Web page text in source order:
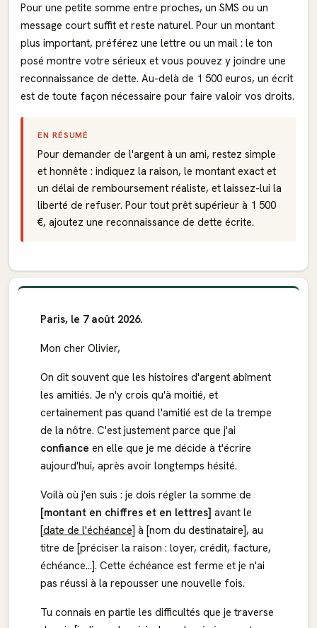
Pour une petite somme entre proches, un SMS ou un
message court suffit et reste naturel. Pour un montant
plus important, préférez une lettre ou un mail : le ton
posé montre votre sérieux et vous pouvez y joindre une
reconnaissance de dette. Au-delà de 1 500 euros, un écrit
est de toute façon nécessaire pour faire valoir vos droits.
EN RÉSUMÉ
Pour demander de l'argent à un ami, restez simple
et honnête : indiquez la raison, le montant exact et
un délai de remboursement réaliste, et laissez-lui la
liberté de refuser. Pour tout prêt supérieur à 1 500
€, ajoutez une reconnaissance de dette écrite.
Paris, le 7 août 2026.
Mon cher Olivier,
On dit souvent que les histoires d'argent abîment
les amitiés. Je n'y crois qu'à moitié, et
certainement pas quand l'amitié est de la trempe
de la nôtre. C'est justement parce que j'ai
confiance en elle que je me décide à t'écrire
aujourd'hui, après avoir longtemps hésité.
Voilà où j'en suis : je dois régler la somme de
[montant en chiffres et en lettres] avant le
[date de l'échéance] à [nom du destinataire], au
titre de [préciser la raison : loyer, crédit, facture,
échéance...]. Cette échéance est ferme et je n'ai
pas réussi à la repousser une nouvelle fois.
Tu connais en partie les difficultés que je traverse